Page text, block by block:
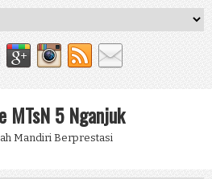
MTsN 5 Nganjuk
Mandiri Berprestasi